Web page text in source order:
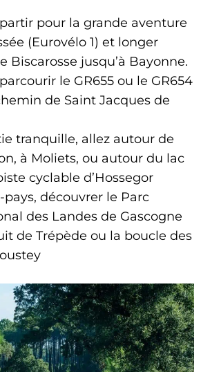
pour la grande aventure
(Eurovélo 1) et longer
Biscarosse jusqu’à Bayonne.
le GR655 ou le GR654
de Saint Jacques de
tranquille, allez autour de
à Moliets, ou autour du lac
cyclable d’Hossegor
pays, découvrer le Parc
des Landes de Gascogne
de Trépède ou la boucle des